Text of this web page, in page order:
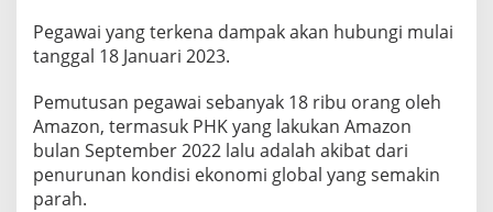
Pegawai yang terkena dampak akan hubungi mulai
tanggal 18 Januari 2023.
Pemutusan pegawai sebanyak 18 ribu orang oleh
Amazon, termasuk PHK yang lakukan Amazon
bulan September 2022 lalu adalah akibat dari
penurunan kondisi ekonomi global yang semakin
parah.